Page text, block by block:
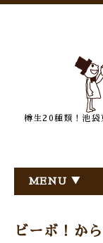
樽生20種類！池袋
MENU ▼
ビーボ！か